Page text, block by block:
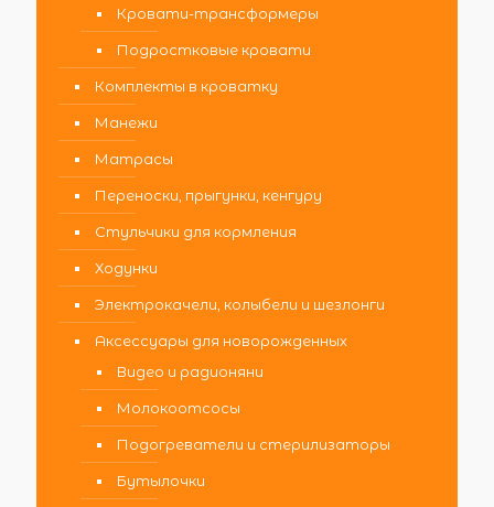
Кровати-трансформеры
Подростковые кровати
Комплекты в кроватку
Манежи
Матрасы
Переноски, прыгунки, кенгуру
Стульчики для кормления
Ходунки
Электрокачели, колыбели и шезлонги
Аксессуары для новорожденных
Видео и радионяни
Молокоотсосы
Подогреватели и стерилизаторы
Бутылочки